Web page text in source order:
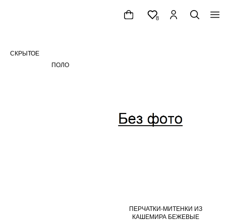
СКРЫТОЕ
ПОЛО
ПЕРЧАТКИ-МИТЕНКИ ИЗ
КАШЕМИРА БЕЖЕВЫЕ